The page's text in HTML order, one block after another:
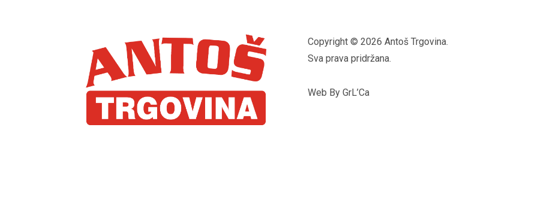
Copyright © 2026 Antoš Trgovina.
Sva prava pridržana.
Web By GrL’Ca